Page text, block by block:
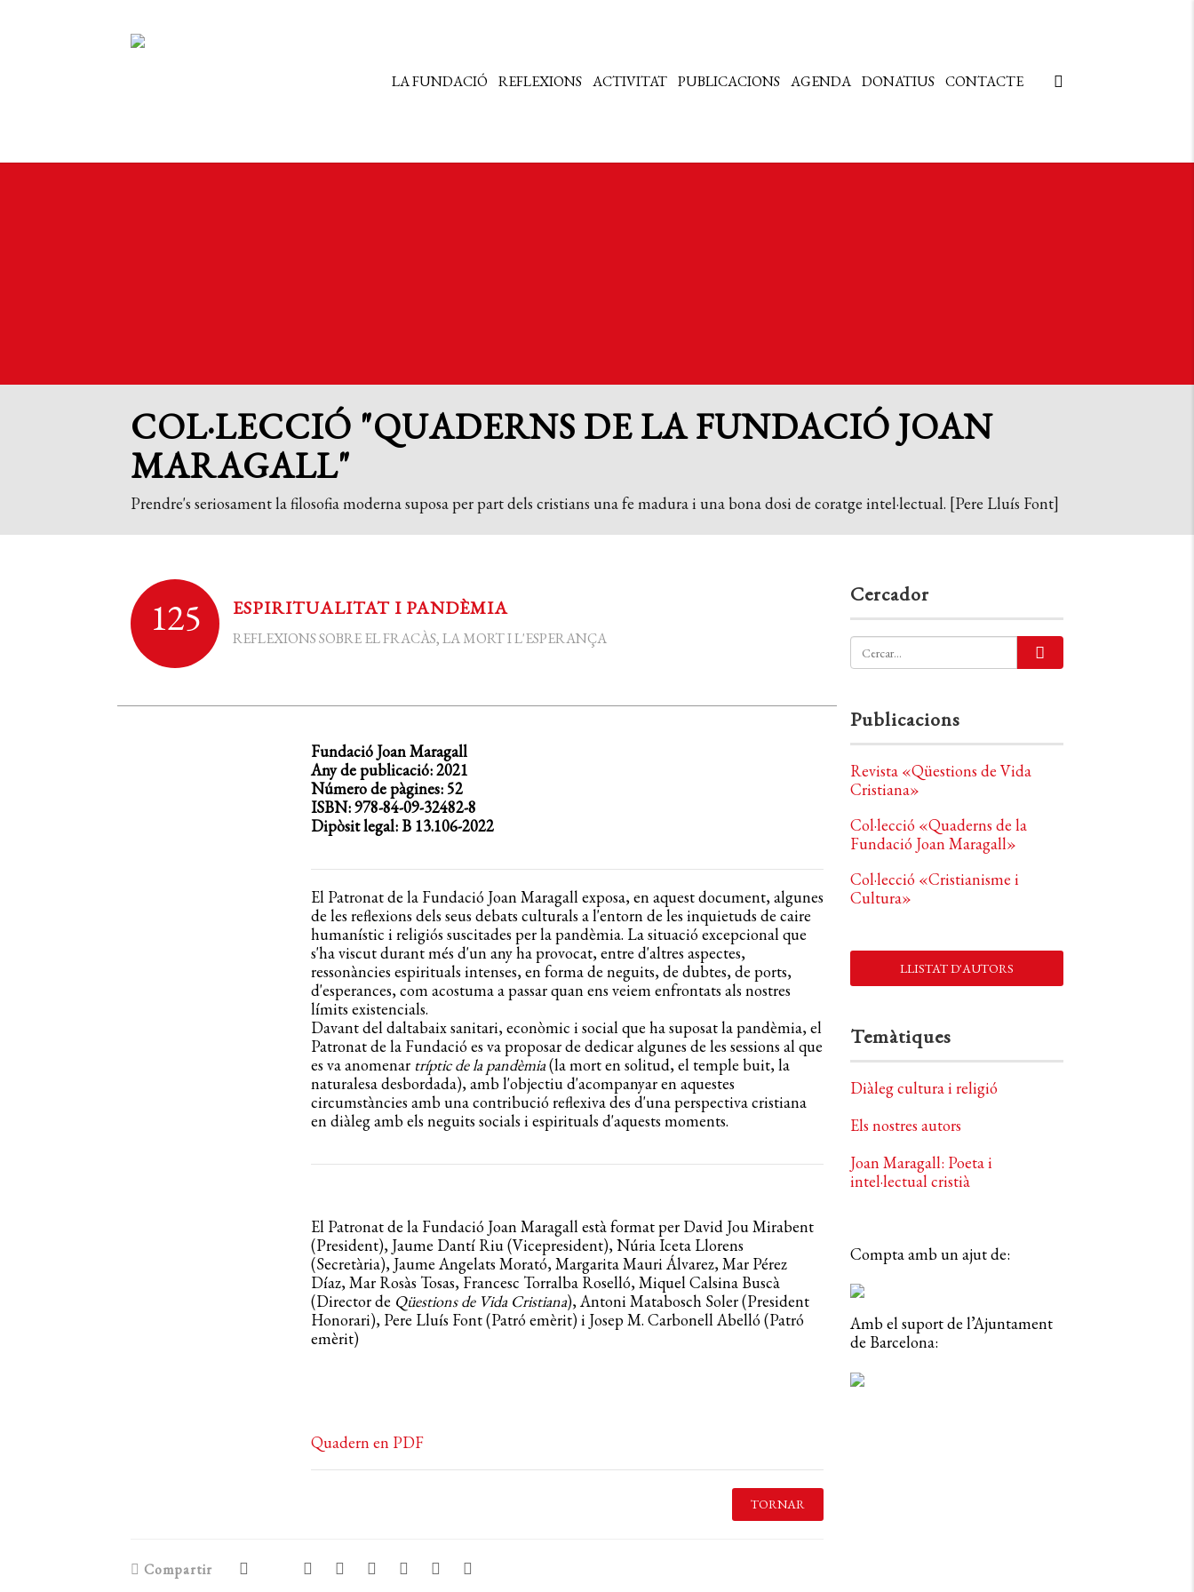
LA FUNDACIÓ REFLEXIONS ACTIVITAT PUBLICACIONS AGENDA DONATIUS CONTACTE
COL·LECCIÓ "QUADERNS DE LA FUNDACIÓ JOAN
MARAGALL"
Prendre's seriosament la filosofia moderna suposa per part dels cristians una fe madura i una bona dosi de coratge intel·lectual. [Pere Lluís Font]
125 ESPIRITUALITAT I PANDÈMIA
REFLEXIONS SOBRE EL FRACÀS, LA MORT I L'ESPERANÇA
Fundació Joan Maragall
Any de publicació: 2021
Número de pàgines: 52
ISBN: 978-84-09-32482-8
Dipòsit legal: B 13.106-2022
El Patronat de la Fundació Joan Maragall exposa, en aquest document, algunes
de les reflexions dels seus debats culturals a l'entorn de les inquietuds de caire
humanístic i religiós suscitades per la pandèmia. La situació excepcional que
s'ha viscut durant més d'un any ha provocat, entre d'altres aspectes,
ressonàncies espirituals intenses, en forma de neguits, de dubtes, de ports,
d'esperances, com acostuma a passar quan ens veiem enfrontats als nostres
límits existencials.
Davant del daltabaix sanitari, econòmic i social que ha suposat la pandèmia, el
Patronat de la Fundació es va proposar de dedicar algunes de les sessions al que
es va anomenar tríptic de la pandèmia(la mort en solitud, el temple buit, la
naturalesa desbordada), amb l'objectiu d'acompanyar en aquestes
circumstàncies amb una contribució reflexiva des d'una perspectiva cristiana
en diàleg amb els neguits socials i espirituals d'aquests moments.
El Patronat de la Fundació Joan Maragall està format per David Jou Mirabent
(President), Jaume Dantí Riu (Vicepresident), Núria Iceta Llorens
(Secretària), Jaume Angelats Morató, Margarita Mauri Álvarez, Mar Pérez
Díaz, Mar Rosàs Tosas, Francesc Torralba Roselló, Miquel Calsina Buscà
(Director de Qüestions de Vida Cristiana), Antoni Matabosch Soler (President
Honorari), Pere Lluís Font (Patró emèrit) i Josep M. Carbonell Abelló (Patró
emèrit)
Quadern en PDF
TORNAR
Compartir
Cercador
Publicacions
Revista «Qüestions de Vida
Cristiana»
Col·lecció «Quaderns de la
Fundació Joan Maragall»
Col·lecció «Cristianisme i
Cultura»
LLISTAT D'AUTORS
Temàtiques
Diàleg cultura i religió
Els nostres autors
Joan Maragall: Poeta i
intel·lectual cristià
Compta amb un ajut de:
Amb el suport de l’Ajuntament
de Barcelona: